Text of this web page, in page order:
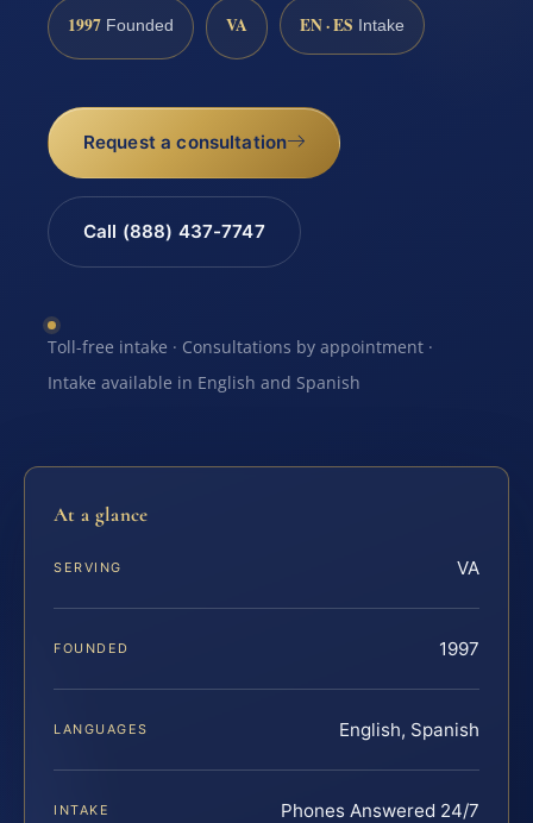
1997 Founded VA EN · ES Intake
Request a consultation
Call (888) 437-7747
Toll-free intake · Consultations by appointment ·
Intake available in English and Spanish
At a glance
SERVING VA
FOUNDED 1997
LANGUAGES English, Spanish
INTAKE Phones Answered 24/7